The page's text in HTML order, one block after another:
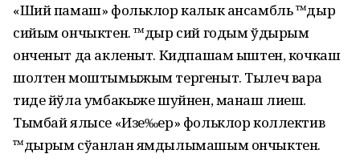
«Ший памаш» фольклор калык ансамбль ™дыр
сийым ончыктен. ™дыр сий годым ўдырым
онченыт да акленыт. Кидпашам ыштен, кочкаш
шолтен моштымыжым тергеныт. Тылеч вара
тиде йўла умбакыже шуйнен, манаш лиеш.
Тымбай ялысе «Изе‰ер» фольклор коллектив
™дырым сўанлан ямдылымашым ончыктен.